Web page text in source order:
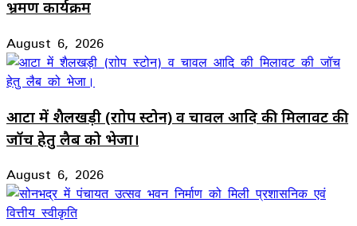
भ्रमण कार्यक्रम
August 6, 2026
आटा में शैलखड़ी (राोप स्टोन) व चावल आदि की मिलावट की
जॉच हेतु लैब को भेजा।
August 6, 2026